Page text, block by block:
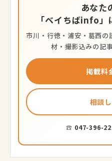
あなた
「ベイちばinfo」
市川・行徳・浦安・葛西の
材・撮影込みの記
掲載料
相談
☎ 047-396-